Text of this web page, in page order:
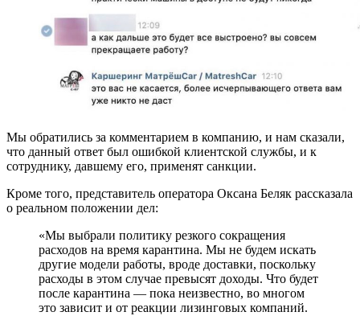
Мы обратились за комментарием в компанию, и нам сказали,
что данный ответ был ошибкой клиентской службы, и к
сотруднику, давшему его, применят санкции.
Кроме того, представитель оператора Оксана Беляк рассказала
о реальном положении дел:
«Мы выбрали политику резкого сокращения
расходов на время карантина. Мы не будем искать
другие модели работы, вроде доставки, поскольку
расходы в этом случае превысят доходы. Что будет
после карантина — пока неизвестно, во многом
это зависит и от реакции лизинговых компаний.